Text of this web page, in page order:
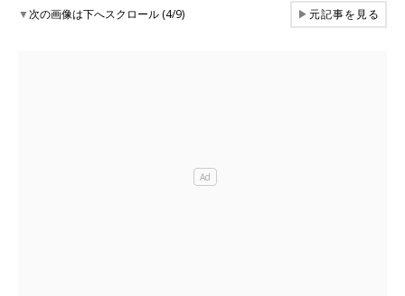
▼次の画像は下へスクロール (4/9) ▶元記事を見る